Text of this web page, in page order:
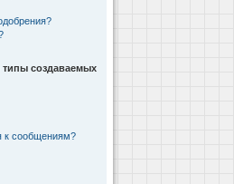
создаваемых
к сообщениям?